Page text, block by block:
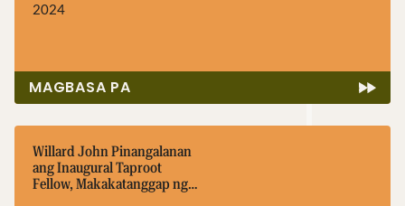
2024
MAGBASA PA
Willard John Pinangalanan
ang Inaugural Taproot
Fellow, Makakatanggap ng